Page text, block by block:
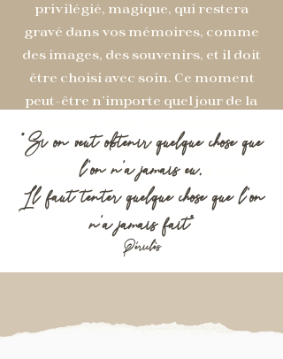
privilégié, magique, qui restera
gravé dans vos mémoires, comme
des images, des souvenirs, et il doit
être choisi avec soin. Ce moment
peut-être n'importe quel jour de la
saison, sortez des sentiers battus et
des périodes de foules pour vivre
votre élopement.
"Si on veut obtenir quelque chose que
l’on n’a jamais eu,
Il faut tenter quelque chose que l’on
n’a jamais fait"
Périclès